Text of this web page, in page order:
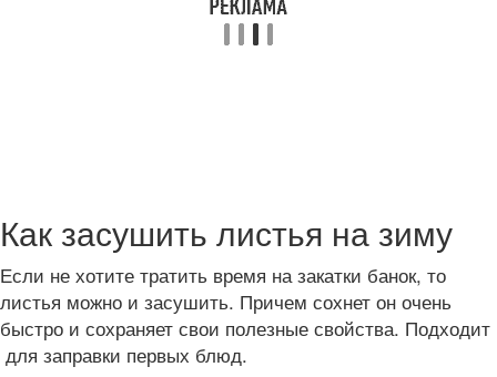
Как засушить листья на зиму
Если не хотите тратить время на закатки банок, то
листья можно и засушить. Причем сохнет он очень
быстро и сохраняет свои полезные свойства. Подходит
для заправки первых блюд.